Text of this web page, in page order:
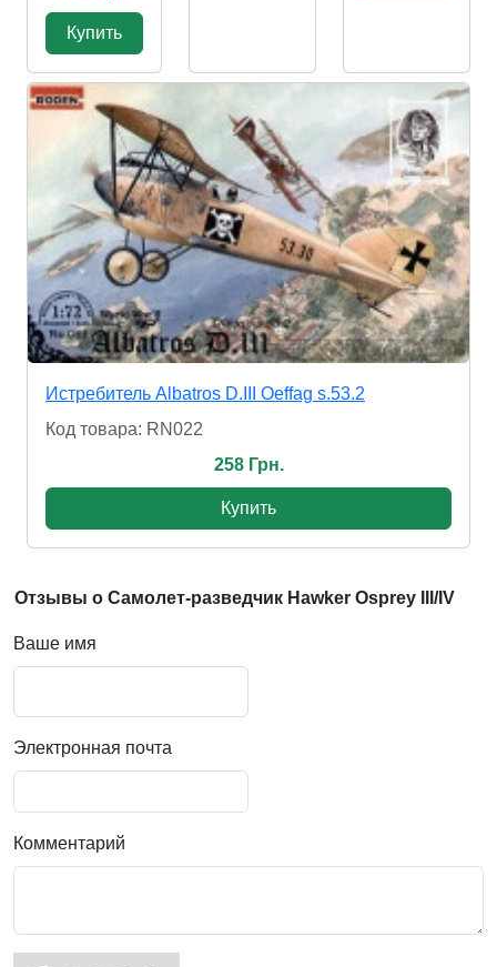
Купить
Истребитель Albatros D.III Oeffag s.53.2
Код товара: RN022
258 Грн.
Купить
Отзывы о Самолет-разведчик Hawker Osprey III/IV
Ваше имя
Электронная почта
Комментарий